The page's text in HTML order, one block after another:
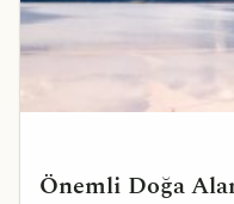
Önemli Doğa